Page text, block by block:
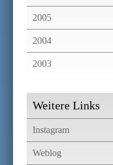
2005
2004
2003
Weitere Links
Instagram
Weblog